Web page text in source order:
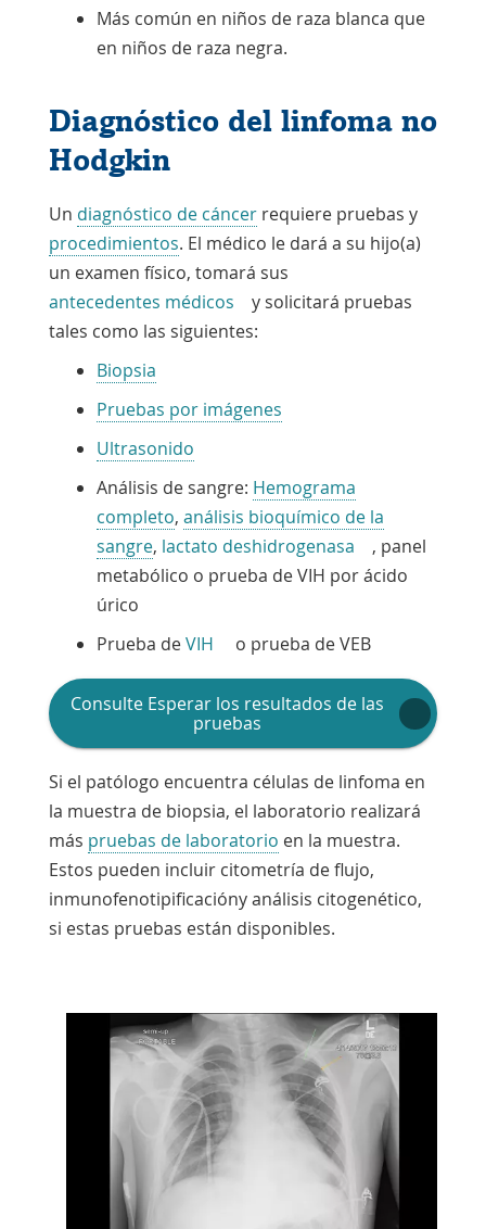
Más común en niños de raza blanca que
en niños de raza negra.
Diagnóstico del linfoma no
Hodgkin
Un diagnóstico de cáncerrequiere pruebas y
procedimientos. El médico le dará a su hijo(a)
un examen físico, tomará sus
antecedentes médicos
y solicitará pruebas
tales como las siguientes:
Biopsia
Pruebas por imágenes
Ultrasonido
Análisis de sangre: Hemograma
completo, análisis bioquímico de la
sangre, lactato deshidrogenasa
, panel
metabólico o prueba de VIH por ácido
úrico
Prueba deVIH o prueba de VEB
Consulte Esperar los resultados de las
pruebas
Si el patólogo encuentra células de linfoma en
la muestra de biopsia, el laboratorio realizará
más pruebas de laboratorio en la muestra.
Estos pueden incluir citometría de flujo,
inmunofenotipificaciónyanálisis citogenético,
si estas pruebas están disponibles.